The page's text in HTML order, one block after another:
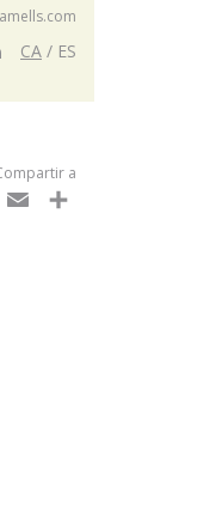
CA ES
a
WhatsApp
Email